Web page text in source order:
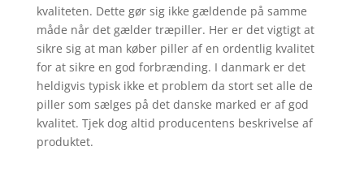
kvaliteten. Dette gør sig ikke gældende på samme
måde når det gælder træpiller. Her er det vigtigt at
sikre sig at man køber piller af en ordentlig kvalitet
for at sikre en god forbrænding. I danmark er det
heldigvis typisk ikke et problem da stort set alle de
piller som sælges på det danske marked er af god
kvalitet. Tjek dog altid producentens beskrivelse af
produktet.